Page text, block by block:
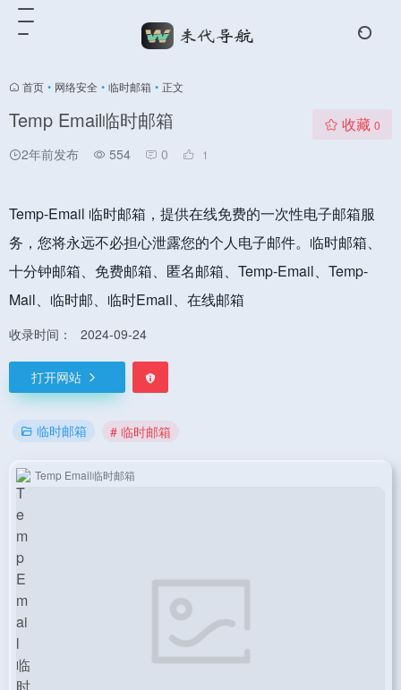
首页 • 网络安全 • 临时邮箱 • 正文
Temp Email临时邮箱
2年前发布 554 0 1
收藏 0
Temp-Email 临时邮箱，提供在线免费的一次性电子邮箱服
务，您将永远不必担心泄露您的个人电子邮件。临时邮箱、
十分钟邮箱、免费邮箱、匿名邮箱、Temp-Email、Temp-
Mail、临时邮、临时Email、在线邮箱
收录时间： 2024-09-24
打开网站
临时邮箱 # 临时邮箱
Temp Email临时邮箱